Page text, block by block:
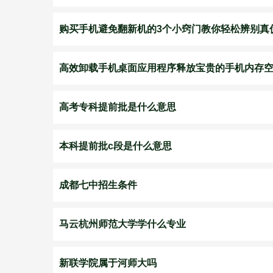
购买手机避免翻新机的3个小窍门教你轻松辨别真
高效卸载手机桌面应用程序释放宝贵的手机内存
高考专科提前批是什么意思
本科提前批c段是什么意思
成都七中招生条件
马云杭州师范大学学什么专业
新联学院属于河师大吗